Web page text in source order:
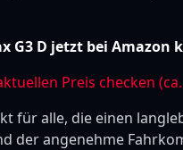
G3 D jetzt bei Amazon
Preis checken
für alle, die einen
der angenehme